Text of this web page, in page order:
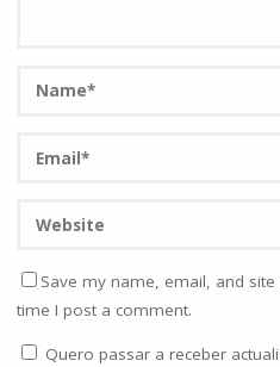
Save my name, email, and
time I post a comment.
Quero passar a receber